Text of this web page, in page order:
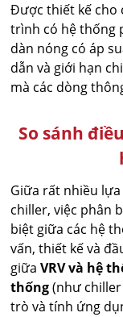
Được thiết kế cho
trình có hệ thống
dàn nóng có áp
dẫn và giới hạn
mà các dòng
So sánh
Giữa rất nhiều lựa
chiller, việc phân
biệt giữa các hệ
vấn, thiết kế và
giữaVRV và hệ
thống(như chiller
trò và tính ứng